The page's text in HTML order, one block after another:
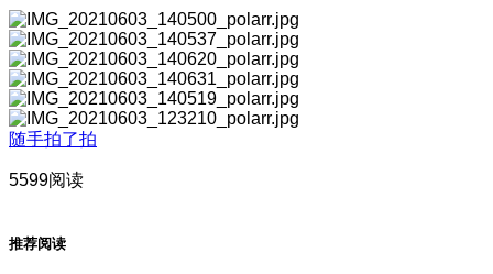
随手拍了拍
5599阅读
推荐阅读